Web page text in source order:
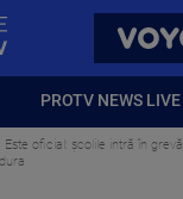
PROTV NEWS LIVE
Este oficial: școlile intră în